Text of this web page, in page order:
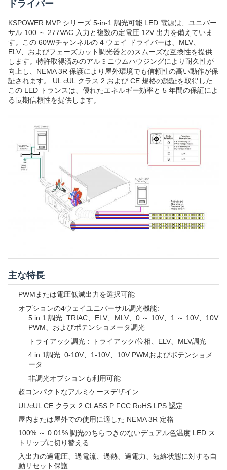
ドライバー
KSPOWER MVP シリーズ 5-in-1 調光可能 LED 電源は、ユニバー
サル 100 ～ 277VAC 入力と複数の定電圧 12V 出力を備えていま
す。この 60W/チャンネルの 4 ウェイ ドライバーは、MLV、
ELV、およびフェーズカット調光器とのスムーズな互換性を提供
します。特許取得済みのアルミニウムハウジングにより耐久性が
向上し、NEMA 3R 保護により屋外環境でも信頼性の高い動作が保
証されます。 UL cUL クラス 2 および CE 規格の認証を取得した
この LED トランスは、優れたエネルギー効率と 5 年間の保証によ
る長期信頼性を提供します。
主な特長
PWMまたは電圧低減出力を選択可能
オプションの4ウェイユニバーサル調光機能:
5 in 1 調光: TRIAC、ELV、MLV、0 ～ 10V、1 ～ 10V、10V
PWM、およびポテンショメータ調光
トライアック調光：トライアック/位相、ELV、MLV調光
4 in 1調光: 0-10V、1-10V、10V PWMおよびポテンショメ
ータ
非調光オプションも利用可能
超コンパクトなアルミケースデザイン
UL/cUL CE クラス 2 CLASS P FCC RoHS LPS 認定
屋内または屋外での使用に適した NEMA 3R 定格
100% ～ 0.01% 調光のちらつきのないデュアル色温度 LED ス
トリップに切り替える
入出力の過電圧、過電流、過熱、過電力、短絡状態に対する自
動リセット保護